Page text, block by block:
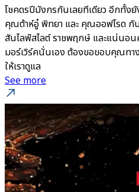
โชคดรปีมังกรกันเลยทีเดียว อีกทั้ง
คุณต้าห์อู๋ พิทยา และ คุณออฟโรด
สันไลฟ์สไลต์ ราชพฤกษ์ และแน่นอ
มอร์เวิร์คนั่นเอง ต้องขอขอบคุณท
ให้เราดูแล
See more